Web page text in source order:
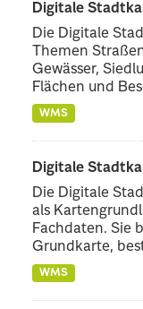
Digitale
Die Digitale
Themen
Gewässer,
Flächen und
WMS
Digitale
Die Digitale
als
Fachdaten. Sie
Grundkarte,
WMS